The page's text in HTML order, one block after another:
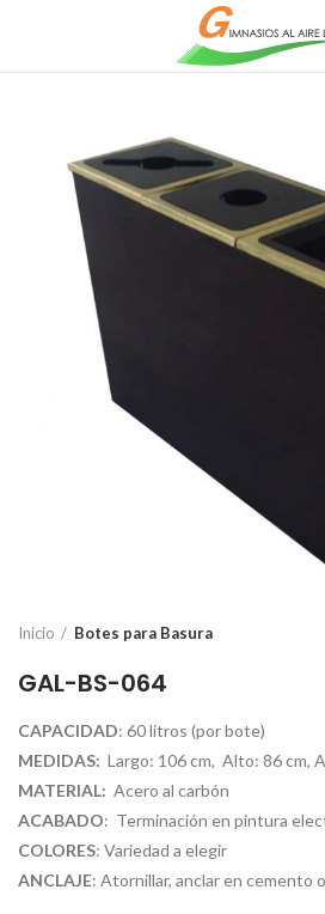
Inicio Botes para Basura
GAL-BS-064
CAPACIDAD: 60 litros (por bote)
MEDIDAS: Largo: 106 cm, Alto: 86 cm,
MATERIAL: Acero al carbón
ACABADO: Terminación en pintura
COLORES: Variedad a elegir
ANCLAJE: Atornillar, anclar en cemento